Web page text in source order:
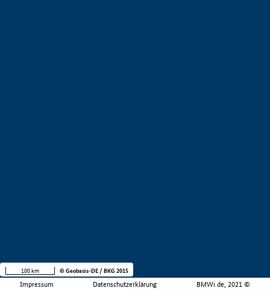
Impressum Datenschutzerklärung BMWi.de, 2021 ©
100 km © Geobasis-DE / BKG 2015